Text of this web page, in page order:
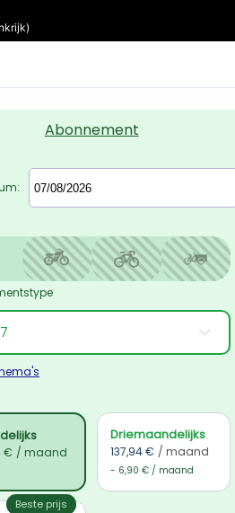
Abonnement
€ / maand
Driemaandelijks
137,94 € / maand
- 6,90 € / maand
Beste prijs